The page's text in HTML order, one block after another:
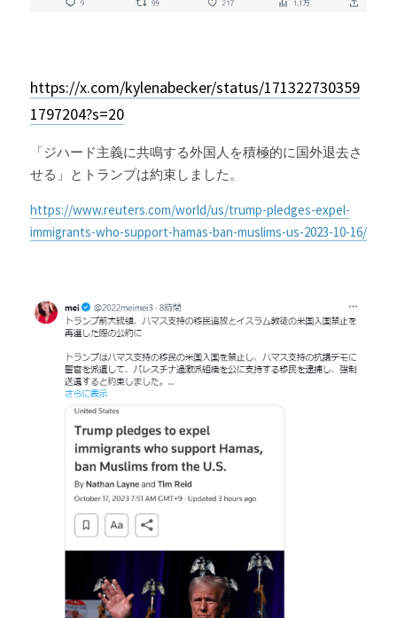
https://x.com/kylenabecker/status/171322730359
1797204?s=20
「ジハード主義に共鳴する外国人を積極的に国外退去さ
せる」とトランプは約束しました。
https://www.reuters.com/world/us/trump-pledges-expel-
immigrants-who-support-hamas-ban-muslims-us-2023-10-16/